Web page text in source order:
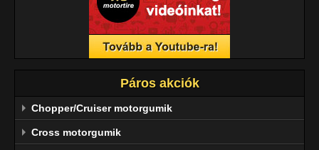
Páros akciók
Chopper/Cruiser motorgumik
Cross motorgumik